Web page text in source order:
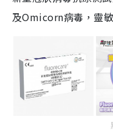
及Omicorn病毒，靈